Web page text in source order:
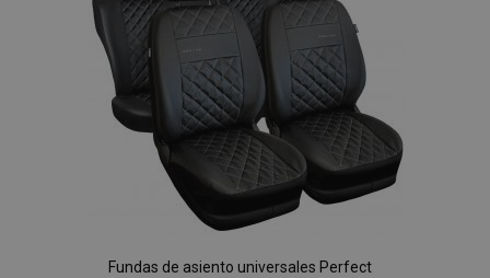
de
Deseos
Fundas de asiento universales Perfect